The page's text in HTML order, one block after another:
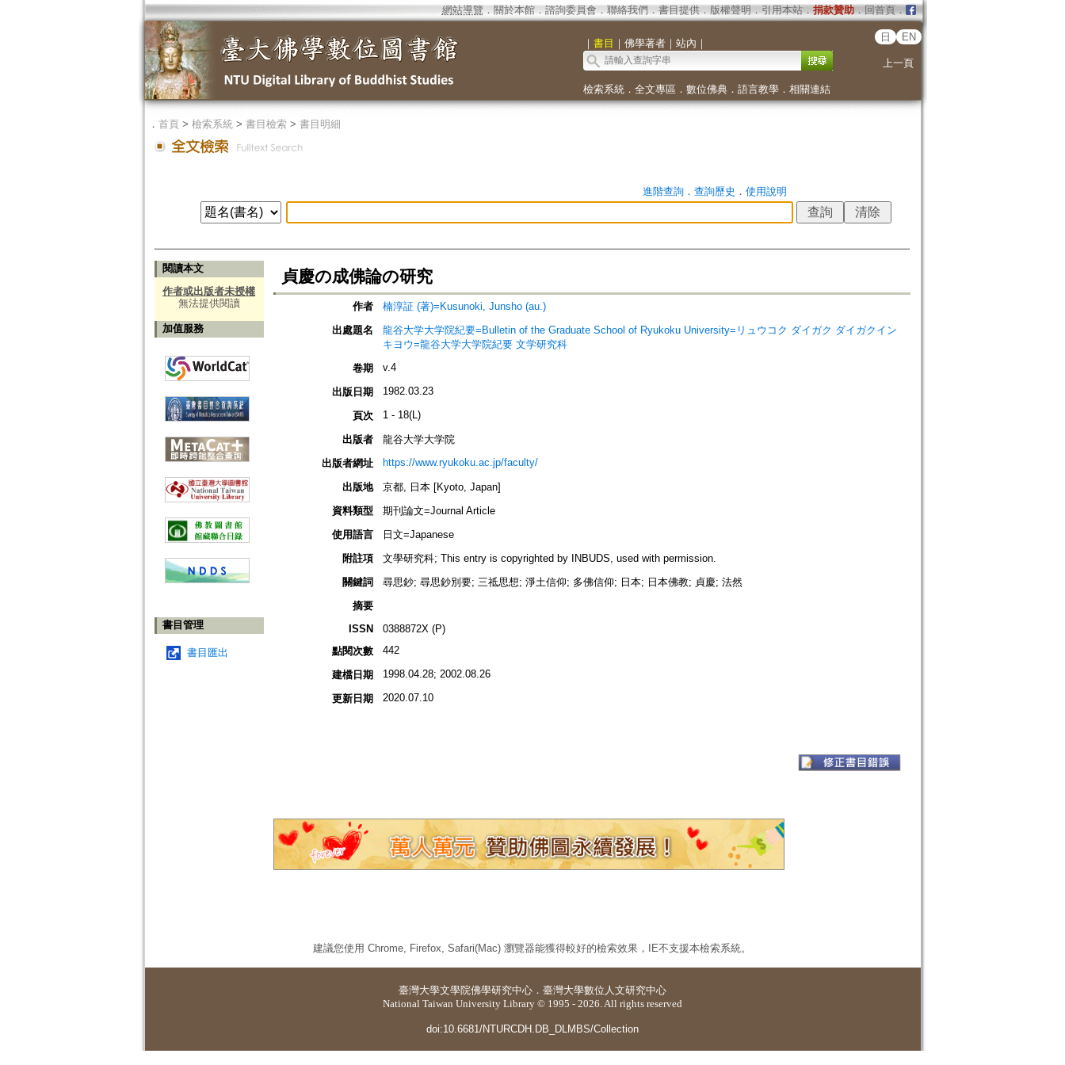
網站導覽 ． 關於本館． 諮詢委員會． 聯絡我們 ． 書目提供． 版權聲明 ． 引用本站． 捐款贊助．回首頁．
｜ 書目 ｜ 佛學著者｜ 站內 ｜
日 EN
上一頁
檢索系統． 全文專區 ． 數位佛典． 語言教學． 相關連結
． 首頁> 檢索系統> 書目檢索> 書目明細
進階查詢． 查詢歷史 ． 使用說明
閱讀本文
作者或出版者未授權
無法提供閱讀
加值服務
書目管理
書目匯出
貞慶の成佛論の研究
作者
楠淳証 (著)=Kusunoki, Junsho (au.)
出處題名
龍谷大学大学院紀要=Bulletin of the Graduate School of Ryukoku University=リュウコク ダイガク ダイガクイン
キヨウ=龍谷大学大学院紀要 文学研究科
卷期
v.4
出版日期 1982.03.23
頁次 1 - 18(L)
出版者
龍谷大学大学院
出版者網址
https://www.ryukoku.ac.jp/faculty/
出版地
京都, 日本 [Kyoto, Japan]
資料類型
期刊論文=Journal Article
使用語言
日文=Japanese
附註項
文學研究科; This entry is copyrighted by INBUDS, used with permission.
關鍵詞
尋思鈔; 尋思鈔別要; 三祗思想; 淨土信仰; 多佛信仰; 日本; 日本佛教; 貞慶; 法然
摘要
ISSN
0388872X (P)
點閱次數
442
建檔日期 1998.04.28; 2002.08.26
更新日期 2020.07.10
建議您使用 Chrome, Firefox, Safari(Mac) 瀏覽器能獲得較好的檢索效果，IE不支援本檢索系統。
臺灣大學文學院佛學研究中心 ． 臺灣大學數位人文研究中心
National Taiwan University Library © 1995 - 2026. All rights reserved
doi:10.6681/NTURCDH.DB_DLMBS/Collection